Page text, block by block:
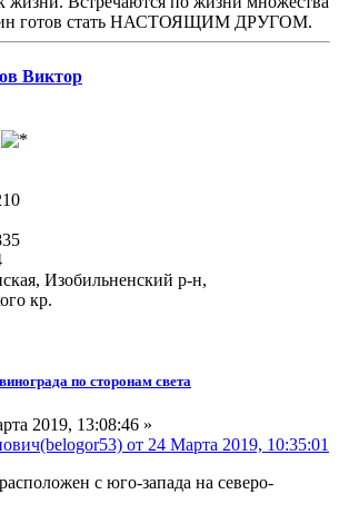
готов стать НАСТОЯЩИМ ДРУГОМ.
Виктор
Изобильненский р-н,
кр.
по сторонам света
2019, 13:08:46 »
от 24 Марта 2019, 10:35:01
с юго-запада на северо-